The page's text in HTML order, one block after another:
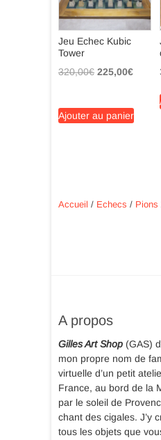
Jeu Echec Kubic
Tower
320,00€ Le
était :
225,00€Le
est :
Ajouter au panier
Accueil / Echecs / Pions
A propos
Gilles Art Shop (GAS)
mon propre nom de
virtuelle d’un petit
France, au bord de la
par le soleil de
chant des cigales. J’y
tous les objets que